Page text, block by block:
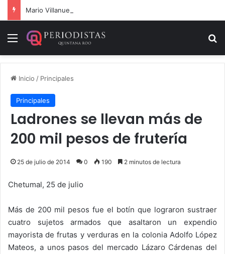
Mario Villanueva desmiente datos falsos sobre su caso
Menú
Inicio / Principales
Principales
Ladrones se llevan más de
200 mil pesos de frutería
25 de julio de 2014 0 190 2 minutos de lectura
Chetumal, 25 de julio
Más de 200 mil pesos fue el botín que lograron sustraer
cuatro sujetos armados que asaltaron un expendio
mayorista de frutas y verduras en la colonia Adolfo López
Mateos, a unos pasos del mercado Lázaro Cárdenas del